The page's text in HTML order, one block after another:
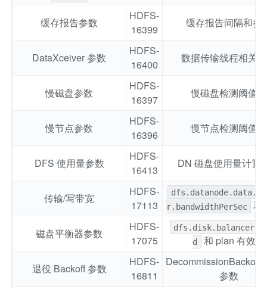
缓存报告参数
HDFS-
16399
缓存报告间隔和参
DataXceiver 参数
HDFS-
16400
数据传输线程相关
慢磁盘参数
HDFS-
16397
慢磁盘检测阈值等
慢节点参数
HDFS-
16396
慢节点检测阈值等
DFS 使用量参数
HDFS-
16413
DN 磁盘使用量计算
传输/写带宽
HDFS-
17113
r.bandwidthPerSec
和
磁盘平衡器参数
HDFS-
17075
d
和 plan 有效期
退役 Backoff 参数
HDFS-
16811
参数